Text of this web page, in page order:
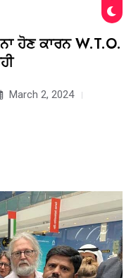
ਹੋਣ ਕਾਰਨ W.T.O.
March 2, 2024